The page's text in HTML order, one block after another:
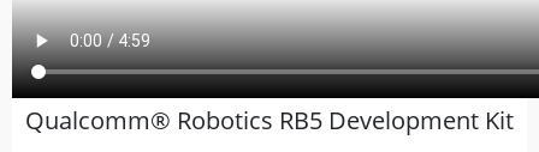
Qualcomm® Robotics RB5 Development Kit